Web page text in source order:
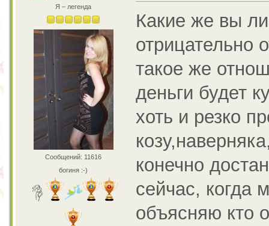
Я – легенда
Сообщений: 11616
богиня :-)
Какие же вы
отрицательно
такое же
деньги будет
хоть и резко
конечно
сейчас, когда
объясняю кто